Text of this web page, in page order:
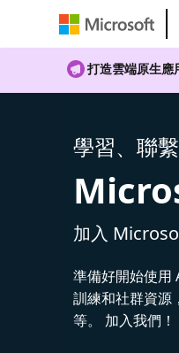
打造雲端原生應
學習、聯
加入
準備好開始使用
訓練和社群資源
等。 加入我們！